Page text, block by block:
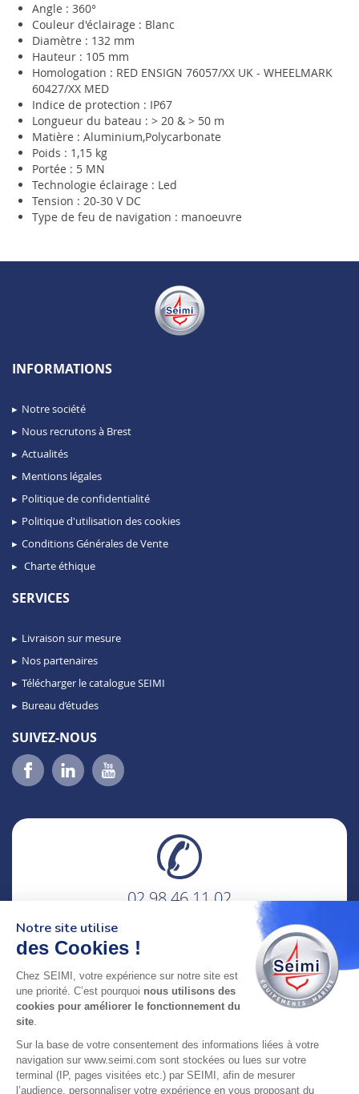
Angle : 360°
Couleur d'éclairage : Blanc
Diamètre : 132 mm
Hauteur : 105 mm
Homologation : RED ENSIGN 76057/XX UK - WHEELMARK
60427/XX MED
Indice de protection : IP67
Longueur du bateau : > 20 & > 50 m
Matière : Aluminium,Polycarbonate
Poids : 1,15 kg
Portée : 5 MN
Technologie éclairage : Led
Tension : 20-30 V DC
Type de feu de navigation : manoeuvre
INFORMATIONS
Notre société
Nous recrutons à Brest
Actualités
Mentions légales
Politique de confidentialité
Politique d'utilisation des cookies
Conditions Générales de Vente
Charte éthique
SERVICES
Livraison sur mesure
Nos partenaires
Télécharger le catalogue SEIMI
Bureau d’études
SUIVEZ-NOUS
02 98 46 11 02
adresse : 75 Rue Amiral Troude,
29200 Brest FRANCE
LABELLISÉE
Notre site utilise
des Cookies !
Chez SEIMI, votre expérience sur notre site est
une priorité. C’est pourquoi nous utilisons des
cookies pour améliorer le fonctionnement du
site.
Sur la base de votre consentement des informations liées à votre
navigation sur www.seimi.com sont stockées ou lues sur votre
terminal (IP, pages visitées etc.) par SEIMI, afin de mesurer
l’audience, personnaliser votre expérience en vous proposant du